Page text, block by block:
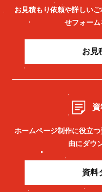
お見積もり依頼や詳しい
せフォーム
お見
ホームページ制作に役立つ
由にダウ
資料